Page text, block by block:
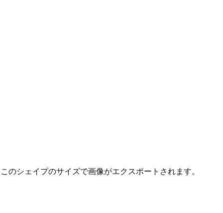
のシェイプのサイズで画像がエクスポートされます。